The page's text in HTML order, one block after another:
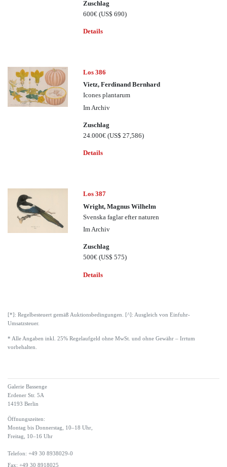
Zuschlag
600€(US$ 690)
Details
Los 386
Vietz, Ferdinand Bernhard
Icones plantarum
Im Archiv
Zuschlag
24.000€(US$ 27,586)
Details
Los 387
Wright, Magnus Wilhelm
Svenska faglar efter naturen
Im Archiv
Zuschlag
500€(US$ 575)
Details
[*]: Regelbesteuert gemäß Auktionsbedingungen. [^]: Ausgleich von Einfuhr-
Umsatzsteuer.
* Alle Angaben inkl. 25% Regelaufgeld ohne MwSt. und ohne Gewähr – Irrtum
vorbehalten.
Galerie Bassenge
Erdener Str. 5A
14193 Berlin
Öffnungszeiten:
Montag bis Donnerstag, 10–18 Uhr,
Freitag, 10–16 Uhr
Telefon: +49 30 8938029-0
Fax: +49 30 8918025